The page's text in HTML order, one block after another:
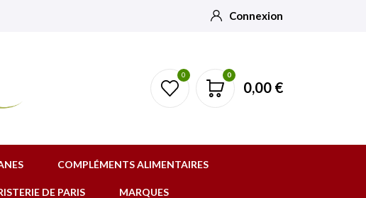
Connexion
0 0
0,00 €
COMPLÉMENTS ALIMENTAIRES
DE PARIS MARQUES